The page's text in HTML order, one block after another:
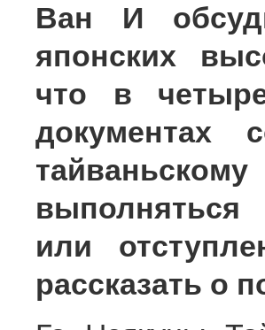
Ван И
японских
что в
документах
выполняться
или
рассказать о